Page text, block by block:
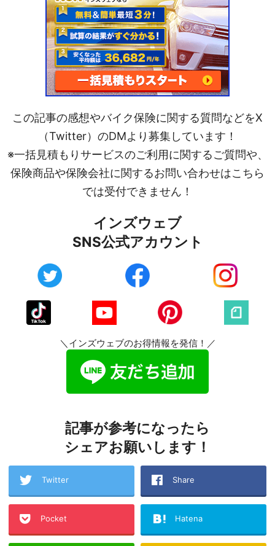
この記事の感想やバイク保険に関する質問などをX
（Twitter）のDMより募集しています！
※一括見積もりサービスのご利用に関するご質問や、
保険商品や保険会社に関するお問い合わせはこちら
では受付できません！
インズウェブ
SNS公式アカウント
＼インズウェブのお得情報を発信！／
記事が参考になったら
シェアお願いします！
Twitter Share
Pocket Hatena